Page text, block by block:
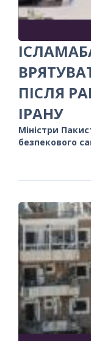
ПІСЛЯ
ІРАНУ
Міністри
безпекового